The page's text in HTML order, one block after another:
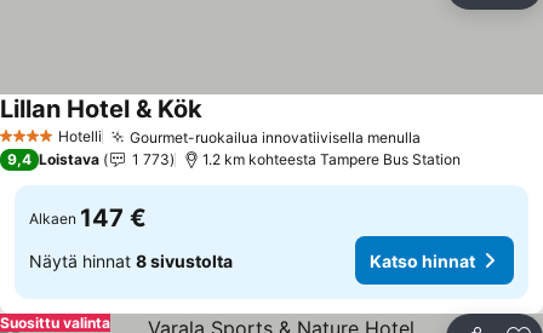
4 Tähtiluokitus
Hotelli Gourmet-ruokailua innovatiivisella menulla
Lillan Hotel & Kök
9,4 Loistava 1 773 1.2 km kohteesta Tampere Bus Station
Alkaen 147 €
Näytä hinnat 8 sivustolta Katso hinnat
Suosittu valinta